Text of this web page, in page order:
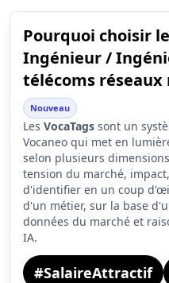
Pourquoi choisir
Ingénieur /
télécoms réseaux
Nouveau
Les VocaTags sont un
Vocaneo qui met en
selon plusieurs
tension du marché,
d'identifier en un coup
d'un métier, sur la base
données du marché et
IA.
#SalaireAttractif
Synthèse des scores du
Indicateur